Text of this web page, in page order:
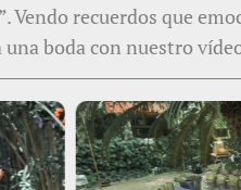
Vendo recuerdos que
una boda con nuestro